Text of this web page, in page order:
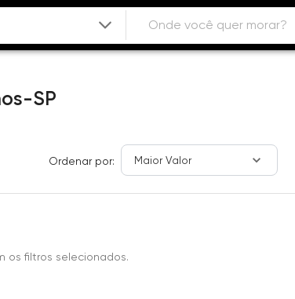
SP
Ordenar por: Maior Valor
os filtros selecionados.